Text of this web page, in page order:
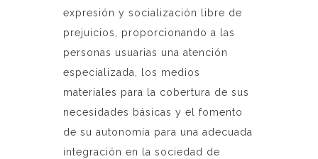
expresión y socialización libre de
prejuicios, proporcionando a las
personas usuarias una atención
especializada, los medios
materiales para la cobertura de sus
necesidades básicas y el fomento
de su autonomía para una adecuada
integración en la sociedad de